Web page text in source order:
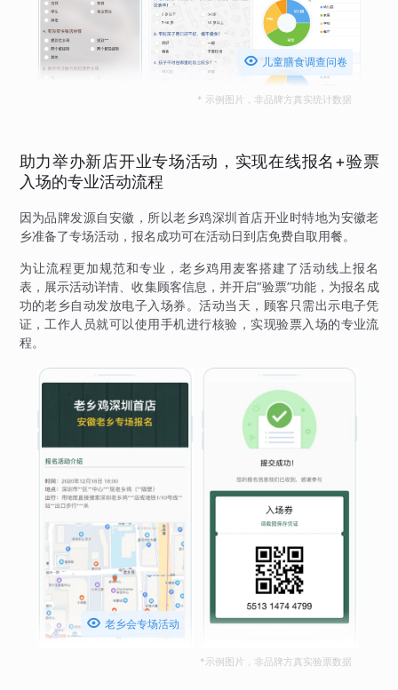
 儿童膳食调查问卷
* 示例图片，非品牌方真实统计数据
助力举办新店开业专场活动，实现在线报名+验票
入场的专业活动流程
因为品牌发源自安徽，所以老乡鸡深圳首店开业时特地为安徽老
乡准备了专场活动，报名成功可在活动日到店免费自取用餐。
为让流程更加规范和专业，老乡鸡用麦客搭建了活动线上报名
表，展示活动详情、收集顾客信息，并开启“验票”功能，为报名成
功的老乡自动发放电子入场券。活动当天，顾客只需出示电子凭
证，工作人员就可以使用手机进行核验，实现验票入场的专业流
程。
 老乡会专场活动
*示例图片，非品牌方真实验票数据